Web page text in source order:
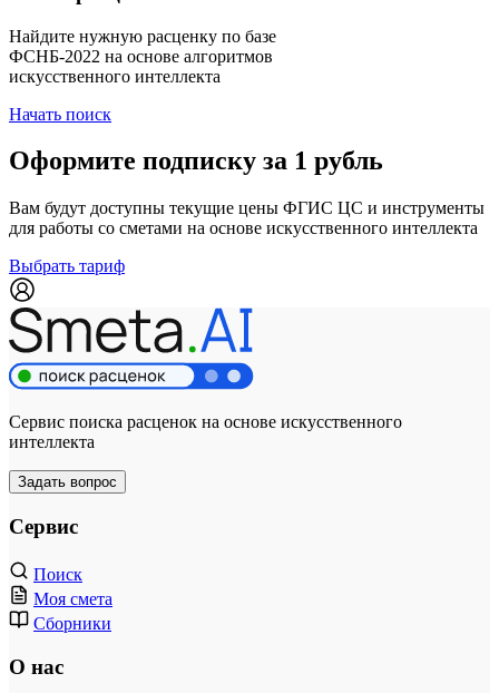
Найдите нужную расценку по базе
ФСНБ-2022 на основе алгоритмов
искусственного интеллекта
Начать поиск
Оформите подписку за 1 рубль
Вам будут доступны текущие цены ФГИС ЦС и инструменты
для работы со сметами на основе искусственного интеллекта
Выбрать тариф
Сервис поиска расценок на основе искусственного
интеллекта
Задать вопрос
Сервис
Поиск
Моя смета
Сборники
О нас